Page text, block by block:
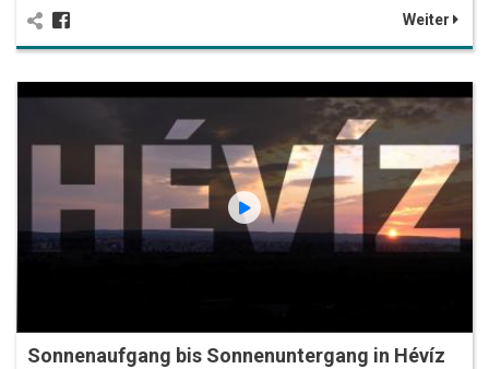
Weiter
Sonnenaufgang bis Sonnenuntergang in Hévíz